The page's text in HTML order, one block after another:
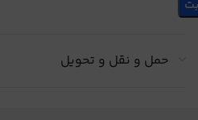
حمل و نقل و تحویل